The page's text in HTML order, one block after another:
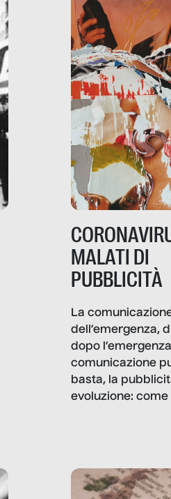
MALATI DI
PUBBLICITÀ
La
dell’emergenza,
dopo
comunicazione
basta, la
evoluzione: